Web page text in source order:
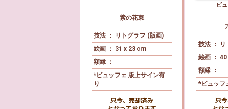
紫の花束
技法 ： リトグラフ (版画)
絵画 ： 31 x 23 cm
額縁 ：
*ビュッフェ 版上サイン有
り
ビ
技法 ：
絵画 ：
額縁 ：
*ビュッフ